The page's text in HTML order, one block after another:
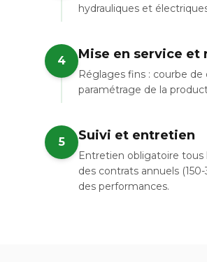
hydrauliques et
4 Mise en service et
Réglages fins : courbe
paramétrage de la
5 Suivi et entretien
Entretien obligatoire tous
des contrats annuels
des performances.